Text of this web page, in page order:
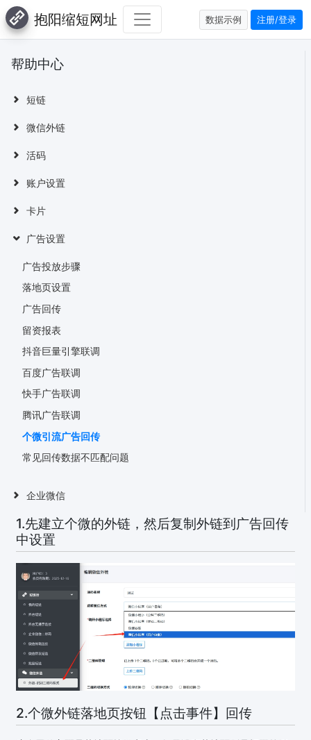
抱阳缩短网址 数据示例 注册/登录
帮助中心
短链
微信外链
活码
账户设置
卡片
广告设置
广告投放步骤
落地页设置
广告回传
留资报表
抖音巨量引擎联调
百度广告联调
快手广告联调
腾讯广告联调
个微引流广告回传
常见回传数据不匹配问题
企业微信
1.先建立个微的外链，然后复制外链到广告回传
中设置
2.个微外链落地页按钮【点击事件】回传